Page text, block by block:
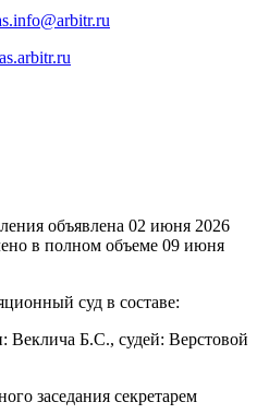
объявлена 02 июня 2026
в полном объеме 09 июня
суд в составе:
Веклича Б.С., судей: Верстовой
заседания секретарем